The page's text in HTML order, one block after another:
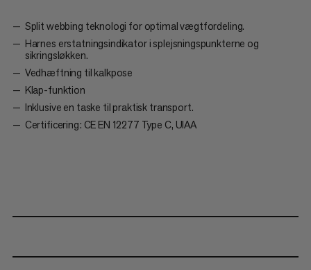
Split webbing teknologi for optimal vægtfordeling.
Harnes erstatningsindikator i splejsningspunkterne og
sikringsløkken.
Vedhæftning til kalkpose
Klap-funktion
Inklusive en taske til praktisk transport.
Certificering: CE EN 12277 Type C, UIAA